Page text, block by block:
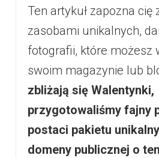
Ten artykuł zapozna cię
zasobami unikalnych,
fotografii, które możesz
swoim magazynie lub
zbliżają się Walentynki,
przygotowaliśmy fajny
postaci pakietu
domeny publicznej o